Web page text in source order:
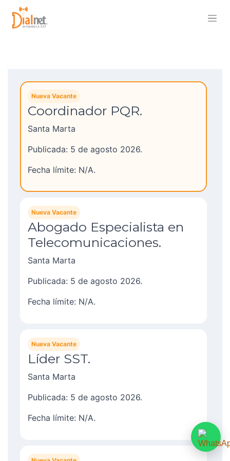
Nueva Vacante
Coordinador PQR.
Santa Marta
Publicada: 5 de agosto 2026.
Fecha límite: N/A.
Nueva Vacante
Abogado Especialista en
Telecomunicaciones.
Santa Marta
Publicada: 5 de agosto 2026.
Fecha límite: N/A.
Nueva Vacante
Líder SST.
Santa Marta
Publicada: 5 de agosto 2026.
Fecha límite: N/A.